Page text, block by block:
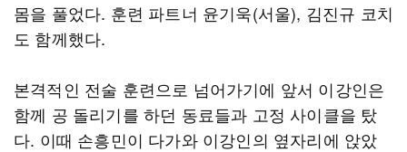
몸을 풀었다. 훈련 파트너 윤기욱(서울), 김진규 코치
도 함께했다.
본격적인 전술 훈련으로 넘어가기에 앞서 이강인은
함께 공 돌리기를 하던 동료들과 고정 사이클을 탔
다. 이때 손흥민이 다가와 이강인의 옆자리에 앉았